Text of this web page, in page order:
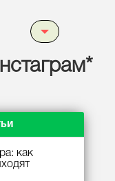
как